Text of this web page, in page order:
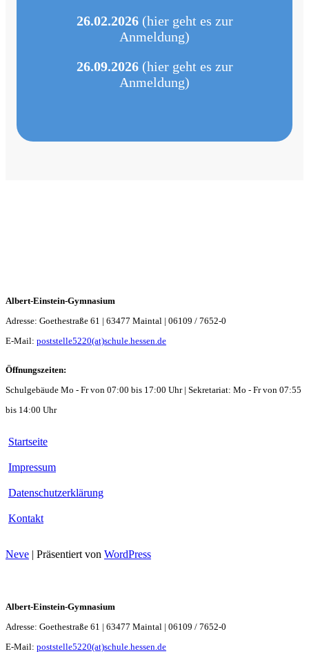
26.02.2026(hier geht es zur
Anmeldung)
26.09.2026(hier geht es zur
Anmeldung)
Albert-Einstein-Gymnasium
Adresse: Goethestraße 61 | 63477 Maintal | 06109 / 7652-0
E-Mail: poststelle5220(at)schule.hessen.de
Öffnungszeiten:
Schulgebäude Mo - Fr von 07:00 bis 17:00 Uhr | Sekretariat: Mo - Fr von 07:55
bis 14:00 Uhr
Startseite
Impressum
Datenschutzerklärung
Kontakt
Neve | Präsentiert von WordPress
Albert-Einstein-Gymnasium
Adresse: Goethestraße 61 | 63477 Maintal | 06109 / 7652-0
E-Mail: poststelle5220(at)schule.hessen.de